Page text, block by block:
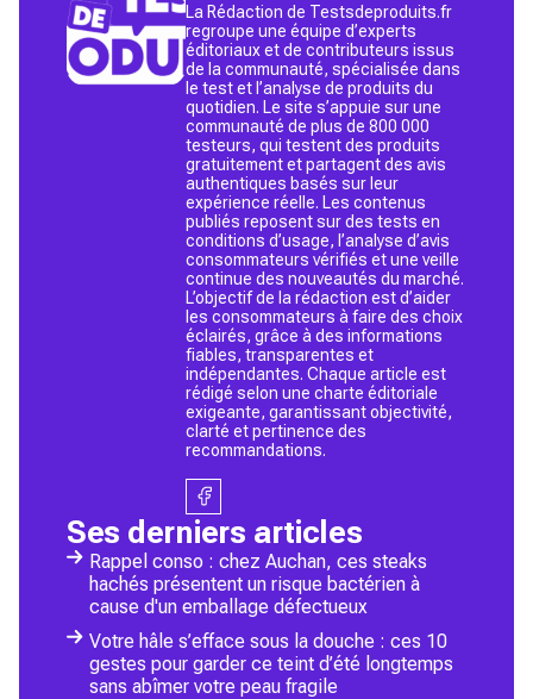
La Rédaction de Testsdeproduits.fr
regroupe une équipe d’experts
éditoriaux et de contributeurs issus
de la communauté, spécialisée dans
le test et l’analyse de produits du
quotidien. Le site s’appuie sur une
communauté de plus de 800 000
testeurs, qui testent des produits
gratuitement et partagent des avis
authentiques basés sur leur
expérience réelle. Les contenus
publiés reposent sur des tests en
conditions d’usage, l’analyse d’avis
consommateurs vérifiés et une veille
continue des nouveautés du marché.
L’objectif de la rédaction est d’aider
les consommateurs à faire des choix
éclairés, grâce à des informations
fiables, transparentes et
indépendantes. Chaque article est
rédigé selon une charte éditoriale
exigeante, garantissant objectivité,
clarté et pertinence des
recommandations.
Ses derniers articles
Rappel conso : chez Auchan, ces steaks
hachés présentent un risque bactérien à
cause d'un emballage défectueux
Votre hâle s’efface sous la douche : ces 10
gestes pour garder ce teint d’été longtemps
sans abîmer votre peau fragile